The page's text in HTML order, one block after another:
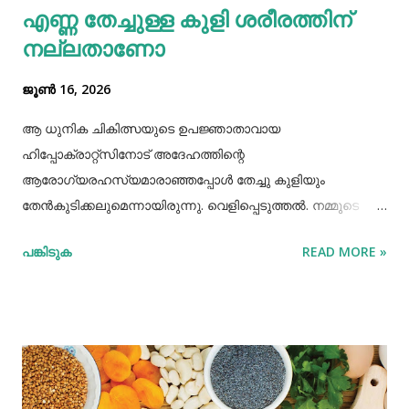
മാത്രമല്ല മോണയിലെ രക്തസ്രാവം അല്ലെങ്കില്‍
പ്യോറ...
എണ്ണ തേച്ചുള്ള കുളി ശരീരത്തിന്
നല്ലതാണോ
ജൂൺ 16, 2026
ആ ധുനിക ചികിത്സയുടെ ഉപജ്ഞാതാവായ
ഹിപ്പോക്രാറ്റ്സിനോട് അദേഹത്തിന്റെ
ആരോഗ്യരഹസ്യമാരാഞ്ഞപ്പോള്‍ തേച്ചു കുളിയും
തേൻകുടിക്കലുമെന്നായിരുന്നു. വെളിപ്പെടുത്തല്‍. നമ്മുടെ
അനുഭവിച്ചിരുന്നവരാണ്. അവര്‍ ആരോഗ്യത്തിനായി
പാലിച്ചിരുന്നു. മരുന്നുകള്‍ മാറിമാറി സേവിച്ചിട്ടും വിട്ടുമാറാത്ത
നീര്‍ക്കെട്ടെന്ന കുരുക്കഴിക്കാനുള്ള മരുന്നും ശാസ്ത്രീയമായ
പങ്കിടുക READ MORE »